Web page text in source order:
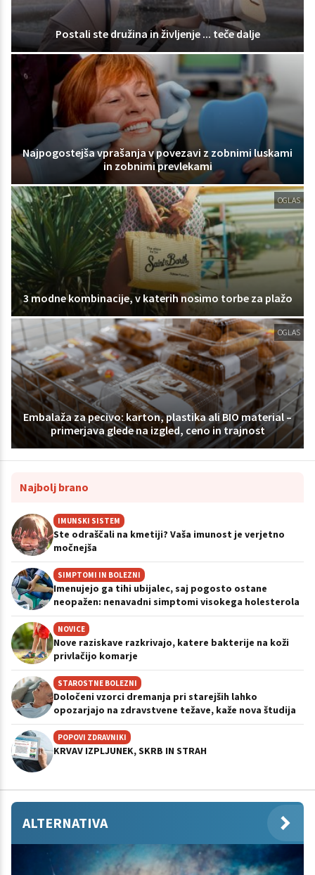
Postali ste družina in življenje ... teče dalje
Najpogostejša vprašanja v povezavi z zobnimi luskami
in zobnimi prevlekami
OGLAS
3 modne kombinacije, v katerih nosimo torbe za plažo
OGLAS
Embalaža za pecivo: karton, plastika ali BIO material –
primerjava glede na izgled, ceno in trajnost
Najbolj brano
IMUNSKI SISTEM
Ste odraščali na kmetiji? Vaša imunost je verjetno
močnejša
SIMPTOMI IN BOLEZNI
Imenujejo ga tihi ubijalec, saj pogosto ostane
neopažen: nenavadni simptomi visokega holesterola
NOVICE
Nove raziskave razkrivajo, katere bakterije na koži
privlačijo komarje
STAROSTNE BOLEZNI
Določeni vzorci dremanja pri starejših lahko
opozarjajo na zdravstvene težave, kaže nova študija
POPOVI ZDRAVNIKI
KRVAV IZPLJUNEK, SKRB IN STRAH
ALTERNATIVA